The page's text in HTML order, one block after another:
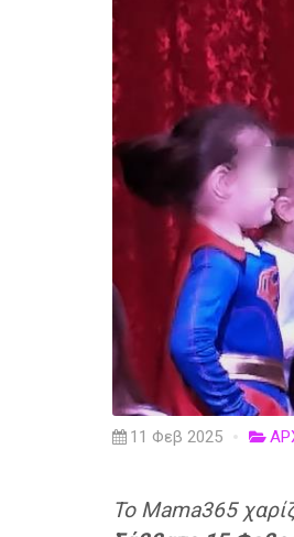
11 Φεβ 2025
Το Mama365